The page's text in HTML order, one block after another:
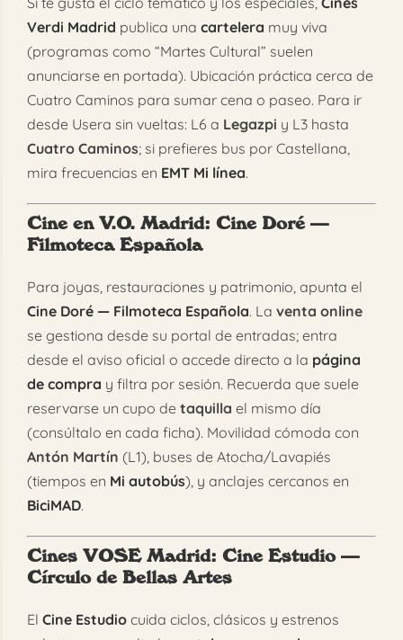
Verdi Madrid publica una cartelera muy viva
(programas como “Martes Cultural” suelen
anunciarse en portada). Ubicación práctica cerca de
Cuatro Caminos para sumar cena o paseo. Para ir
desde Usera sin vueltas: L6 a Legazpi y L3 hasta
Cuatro Caminos; si prefieres bus por Castellana,
mira frecuencias en EMT Mi línea.
Cine en V.O. Madrid: Cine Doré —
Filmoteca Española
Para joyas, restauraciones y patrimonio, apunta el
Cine Doré — Filmoteca Española. La venta online
se gestiona desde su portal de entradas; entra
desde el aviso oficial o accede directo a la página
de compra y filtra por sesión. Recuerda que suele
reservarse un cupo de taquilla el mismo día
(consúltalo en cada ficha). Movilidad cómoda con
Antón Martín (L1), buses de Atocha/Lavapiés
(tiempos en Mi autobús), y anclajes cercanos en
BiciMAD.
Cines VOSE Madrid: Cine Estudio —
Círculo de Bellas Artes
El Cine Estudiocuida ciclos, clásicos y estrenos